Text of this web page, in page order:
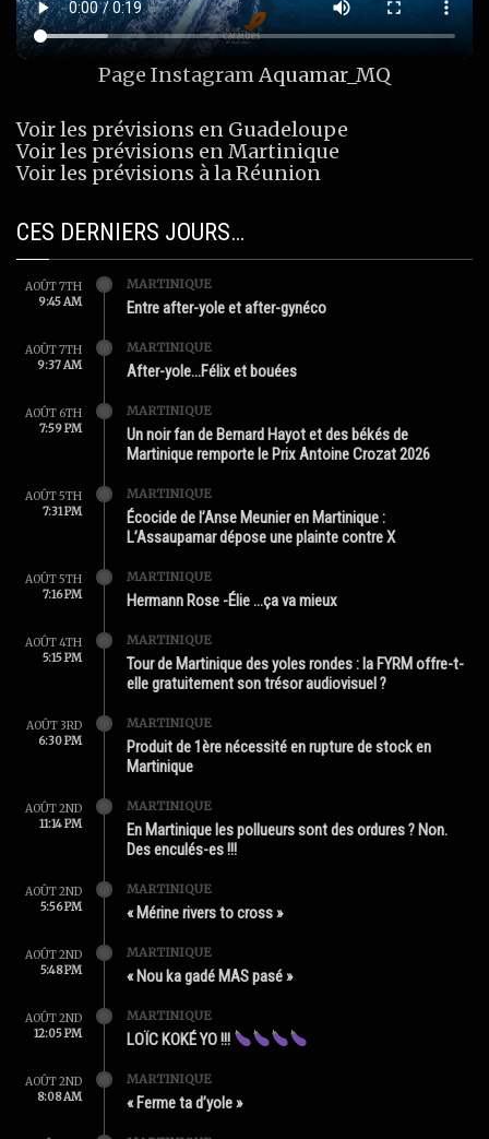
Page Instagram Aquamar_MQ
Voir les prévisions en Guadeloupe
Voir les prévisions en Martinique
Voir les prévisions à la Réunion
CES DERNIERS JOURS…
AOÛT 7TH
9:45 AM
MARTINIQUE
Entre after-yole et after-gynéco
AOÛT 7TH
9:37 AM
MARTINIQUE
After-yole…Félix et bouées
AOÛT 6TH
7:59 PM
MARTINIQUE
Un noir fan de Bernard Hayot et des békés de
Martinique remporte le Prix Antoine Crozat 2026
AOÛT 5TH
7:31 PM
MARTINIQUE
Écocide de l’Anse Meunier en Martinique :
L’Assaupamar dépose une plainte contre X
AOÛT 5TH
7:16 PM
MARTINIQUE
Hermann Rose -Élie …ça va mieux
AOÛT 4TH
5:15 PM
MARTINIQUE
Tour de Martinique des yoles rondes : la FYRM offre-t-
elle gratuitement son trésor audiovisuel ?
AOÛT 3RD
6:30 PM
MARTINIQUE
Produit de 1ère nécessité en rupture de stock en
Martinique
AOÛT 2ND
11:14 PM
MARTINIQUE
En Martinique les pollueurs sont des ordures ? Non.
Des enculés-es !!!
AOÛT 2ND
5:56 PM
MARTINIQUE
« Mérine rivers to cross »
AOÛT 2ND
5:48 PM
MARTINIQUE
« Nou ka gadé MAS pasé »
AOÛT 2ND
12:05 PM
MARTINIQUE
LOÏC KOKÉ YO !!!
AOÛT 2ND
8:08 AM
MARTINIQUE
« Ferme ta d’yole »